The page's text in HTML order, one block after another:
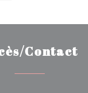
Contact